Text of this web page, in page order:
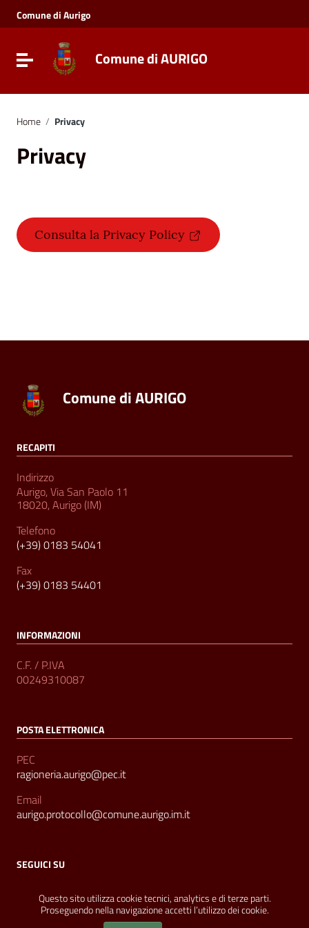
Questo sito utilizza cookie tecnici, analytics e di terze parti.
Proseguendo nella navigazione accetti l’utilizzo dei cookie.
Vai al menu di navigazione
Vai al footer
Comune di Aurigo
Toggle navigationComune di AURIGO
Home / Privacy
Privacy
Consulta la Privacy Policy
Comune di AURIGO
RECAPITI
Indirizzo
Aurigo, Via San Paolo 11
18020, Aurigo (IM)
Telefono
(+39) 0183 54041
Fax
(+39) 0183 54401
INFORMAZIONI
C.F. / P.IVA
00249310087
POSTA ELETTRONICA
PEC
ragioneria.aurigo@pec.it
Email
aurigo.protocollo@comune.aurigo.im.it
SEGUICI SU
Sezione Link Utili
Privacy | Contatti |Realizzato con WordPress |Tema
grafico ItaliaWP2 | Basato sul Prototipo per siti PA di